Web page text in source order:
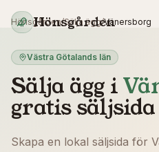
Hönsgården
Hönsgården/Sälja ägg/Vänersborg
Västra Götalands län
Sälja ägg i
gratis
Skapa en lokal säljsida för